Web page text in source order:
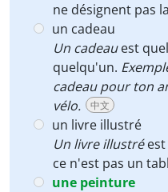
ne désignent pas
un cadeau
Un cadeauest
quelqu'un.
cadeau pour ton
vélo.
中文
un livre illustré
Un livre illustréest
ce n'est pas un
une peinture